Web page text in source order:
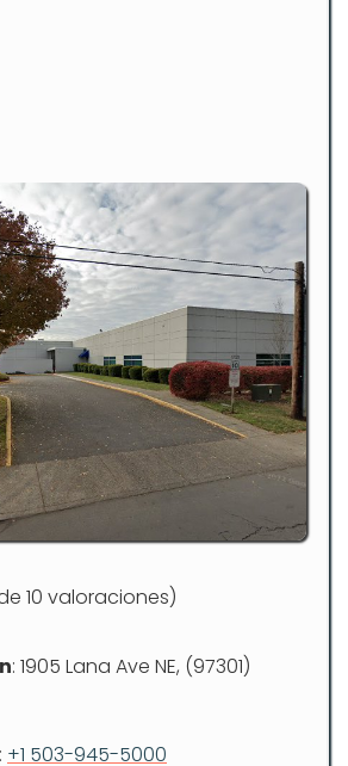
10 valoraciones)
: 1905 Lana Ave NE, (97301)
: +1 503-945-5000